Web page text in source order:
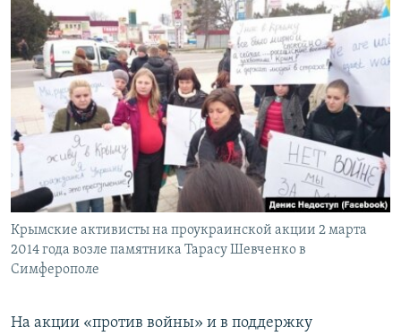
Крымские активисты на проукраинской акции 2 марта
2014 года возле памятника Тарасу Шевченко в
Симферополе
На акции «против войны» и в поддержку